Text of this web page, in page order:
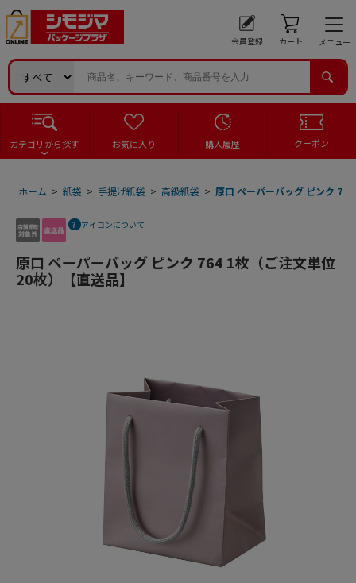
会員登録 カート メニュー
カテゴリから探す お気に入り 購入履歴 クーポン
ホーム > 紙袋 > 手提げ紙袋 > 高級紙袋 > 原口 ペーパーバッグ ピンク
アイコンについて
原口 ペーパーバッグ ピンク 764 1枚（ご注文単位
20枚）【直送品】